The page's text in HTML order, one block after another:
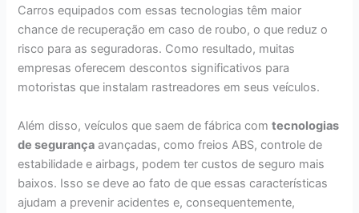
Carros equipados com essas tecnologias têm maior
chance de recuperação em caso de roubo, o que reduz o
risco para as seguradoras. Como resultado, muitas
empresas oferecem descontos significativos para
motoristas que instalam rastreadores em seus veículos.
Além disso, veículos que saem de fábrica comtecnologias
de segurança avançadas, como freios ABS, controle de
estabilidade e airbags, podem ter custos de seguro mais
baixos. Isso se deve ao fato de que essas características
ajudam a prevenir acidentes e, consequentemente,